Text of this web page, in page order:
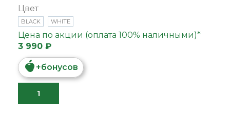
Цвет
BLACK WHITE
Цена по акции (оплата 100% наличными)*
3 990 ₽
+бонусов